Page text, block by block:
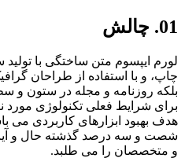
01. چالش
لورم ایپسوم متن ساختگی با
چاپ، و با استفاده از طراحان
بلکه روزنامه و مجله در ستون و
برای شرایط فعلی تکنولوژی مورد
هدف بهبود ابزارهای کاربردی می
شصت و سه درصد گذشته حال و
و متخصصان را می طلبد.